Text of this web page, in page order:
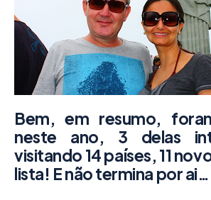
Bem, em resumo,
neste ano, 3 delas
visitando 14 países, 11
lista! E não termina por ai…